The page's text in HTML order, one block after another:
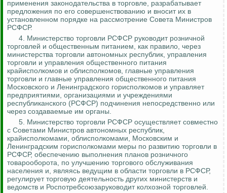
применения законодательства в торговле, разрабатывает
предложения по его совершенствованию и вносит их в
установленном порядке на рассмотрение Совета Министров
РСФСР.
4. Министерство торговли РСФСР руководит розничной
торговлей и общественным питанием, как правило, через
министерства торговли автономных республик, управления
торговли и управления общественного питания
крайисполкомов и облисполкомов, главные управления
торговли и главные управления общественного питания
Московского и Ленинградского горисполкомов и управляет
предприятиями, организациями и учреждениями
республиканского (РСФСР) подчинения непосредственно или
через создаваемые им органы.
5. Министерство торговли РСФСР осуществляет совместно
с Советами Министров автономных республик,
крайисполкомами, облисполкомами, Московским и
Ленинградским горисполкомами меры по развитию торговли в
РСФСР, обеспечению выполнения планов розничного
товарооборота, по улучшению торгового обслуживания
населения и, являясь ведущим в области торговли в РСФСР,
регулирует торговую деятельность других министерств и
ведомств и Роспотребсоюзаруководит колхозной торговлей.